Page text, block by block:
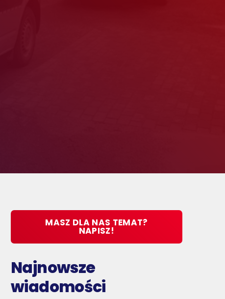
MASZ DLA NAS TEMAT?
NAPISZ!
Najnowsze
wiadomości